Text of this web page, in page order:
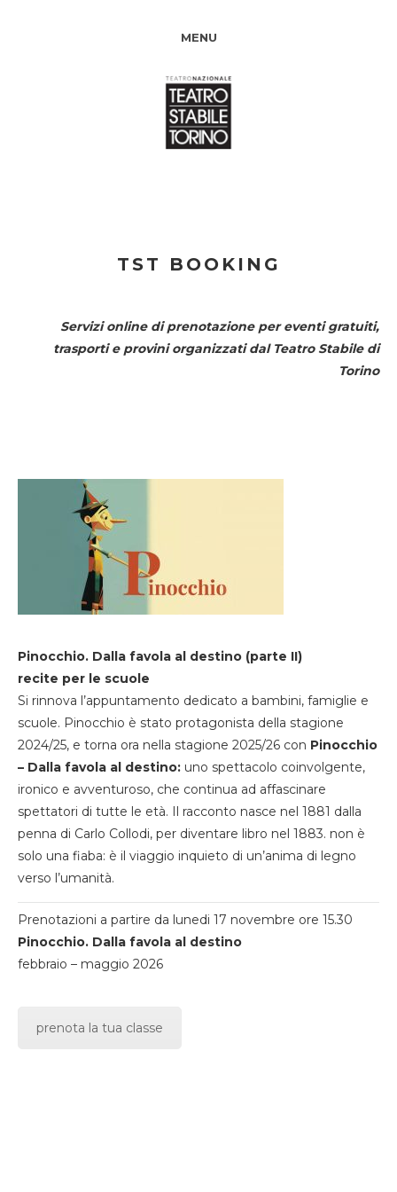
MENU
TST BOOKING
Servizi online di prenotazione per eventi gratuiti,
trasporti e provini organizzati dal Teatro Stabile di
Torino
Pinocchio. Dalla favola al destino (parte II)
recite per le scuole
Si rinnova l’appuntamento dedicato a bambini, famiglie e
scuole. Pinocchio è stato protagonista della stagione
2024/25, e torna ora nella stagione 2025/26 con Pinocchio
– Dalla favola al destino: uno spettacolo coinvolgente,
ironico e avventuroso, che continua ad affascinare
spettatori di tutte le età. Il racconto nasce nel 1881 dalla
penna di Carlo Collodi, per diventare libro nel 1883. non è
solo una fiaba: è il viaggio inquieto di un’anima di legno
verso l’umanità.
Prenotazioni a partire da lunedi 17 novembre ore 15.30
Pinocchio. Dalla favola al destino
febbraio – maggio 2026
prenota la tua classe